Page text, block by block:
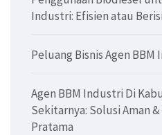
Industri: Efisien atau
Peluang Bisnis Agen BBM
Agen BBM Industri Di
Sekitarnya: Solusi Aman
Pratama